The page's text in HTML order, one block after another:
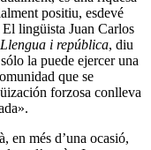
positiu, esdevé
lingüista Juan Carlos
Llengua i república, diu
la puede ejercer una
que se
forzosa conlleva
en més d’una ocasió,